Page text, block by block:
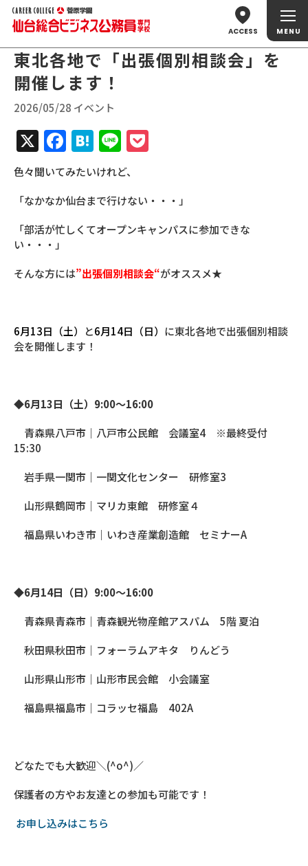
ACCESS
東北各地で「出張個別相談会」を
開催します！
2026/05/28 イベント
X Facebook
Hatena
Line
色々聞いてみたいけれど、
「なかなか仙台まで行けない・・・」
「部活が忙しくてオープンキャンパスに参加できな
い・・・」
そんな方には”出張個別相談会“がオススメ★
6月13日（土） と6月14日（日） に東北各地で出張個別相談
会を開催します！
◆6月13日（土）9:00～16:00
青森県八戸市｜八戸市公民館 会議室4 ※最終受付
15:30
岩手県一関市｜一関文化センター 研修室3
山形県鶴岡市｜マリカ東館 研修室４
福島県いわき市｜いわき産業創造館 セミナーA
◆6月14日（日）9:00～16:00
青森県青森市｜青森観光物産館アスパム 5階 夏泊
秋田県秋田市｜フォーラムアキタ りんどう
山形県山形市｜山形市民会館 小会議室
福島県福島市｜コラッセ福島 402A
どなたでも大歓迎＼(^o^)／
保護者の方やお友達との参加も可能です！
お申し込みはこちら